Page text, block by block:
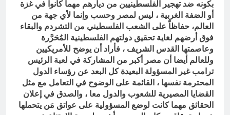
بكونه ضد تهجير الفلسطينيين من ديارهم مهما كانوا في غزة
أو الضفة الغربية ، ليس لمصر وحسب وإنما لأي جهة من
العالم، حفاظاً على الشعب الفلسطيني من التشردم والبقاء
فوق أرضهم لغاية تحقيق دولتهم الفلسطينية المُحَرَّرة
وعاصمتها القدس الشريف ، فأراد أن يوضح للأمريكيين
وللعالم أيضا أن مصر أكبر من المشاركة في لعبة الرئيس
ترامب غير المسؤولة البعيدة كل البعد عن رؤساء الدول
المحترمة نفسها ، القائمة على الوضوح في التعامل مع مثل
القضايا المصيرية للشعوب والدول معا ، والصدق في إعلان
الحقائق مهما كانت لوضع المسؤولية على عواتق مَن يتحملها